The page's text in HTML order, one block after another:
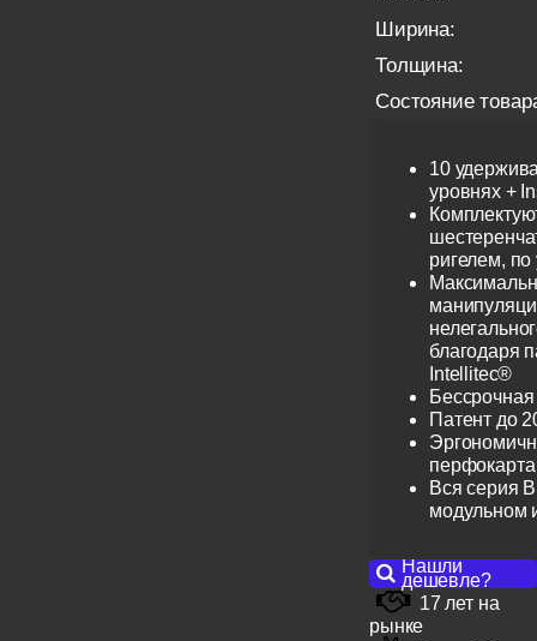
Ширина:
Толщина:
Состояние
10
уровнях +
ригелем,
благодаря
Intellitec®
Патент до
перфокарта
Вся серия
модульном
Нашли
дешевле?
17 лет на
рынке